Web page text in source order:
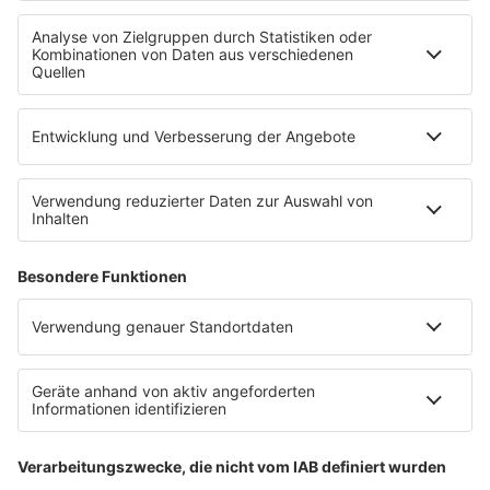
Fahrradparkhaus
Die Uniklinik Tübingen hat ein neues Fahrradparkhaus
eröffnet. Direkt an der Medizinischen Klinik bietet es
E-Bikes über eine Photovoltaikanlage auf dem …
Impressum
Datenschutzerklärung